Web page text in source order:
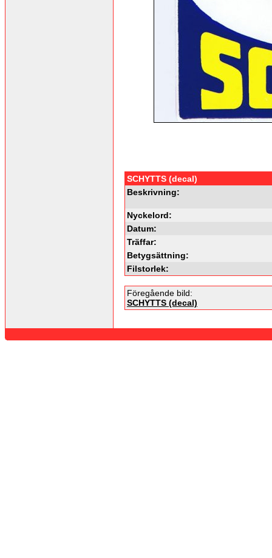
SCHYTTS (decal)
Beskrivning:
Nyckelord:
Datum:
Träffar:
Betygsättning:
Filstorlek:
Föregående bild:
SCHYTTS (decal)